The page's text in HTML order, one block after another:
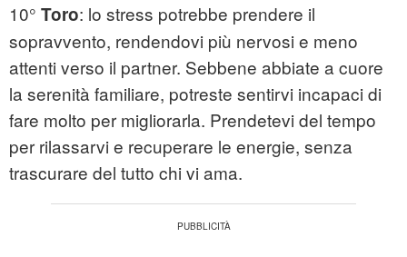
10° Toro: lo stress potrebbe prendere il
sopravvento, rendendovi più nervosi e meno
attenti verso il partner. Sebbene abbiate a cuore
la serenità familiare, potreste sentirvi incapaci di
fare molto per migliorarla. Prendetevi del tempo
per rilassarvi e recuperare le energie, senza
trascurare del tutto chi vi ama.